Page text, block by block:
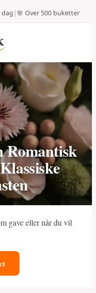
dag |🌸 Over 500 buketter
Romantisk
gave eller når du vil